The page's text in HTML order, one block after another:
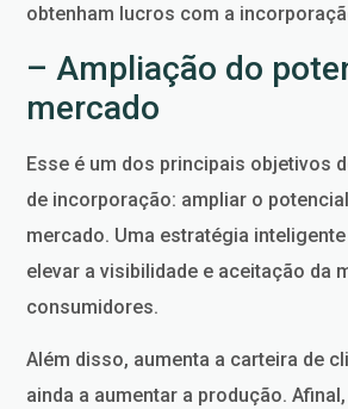
obtenham lucros com a
– Ampliação do
mercado
Esse é um dos principais objetivos
de incorporação: ampliar o
mercado. Uma estratégia inteligente
elevar a visibilidade e aceitação da
consumidores.
Além disso, aumenta a carteira de
ainda a aumentar a produção.